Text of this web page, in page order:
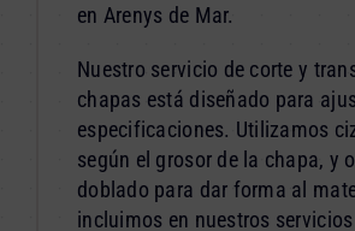
en Arenys de Mar.
Nuestro servicio de corte y
chapas está diseñado para
especificaciones. Utilizamos
según el grosor de la chapa, y
doblado para dar forma al
incluimos en nuestros